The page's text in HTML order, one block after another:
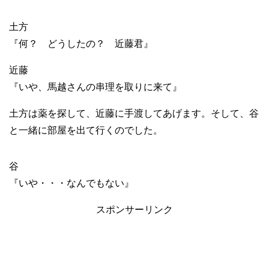
土方
『何？ どうしたの？ 近藤君』
近藤
『いや、馬越さんの串理を取りに来て』
土方は薬を探して、近藤に手渡してあげます。そして、谷
と一緒に部屋を出て行くのでした。
谷
『いや・・・なんでもない』
スポンサーリンク